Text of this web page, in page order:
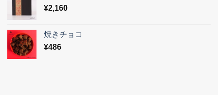
¥2,160
焼きチョコ
¥486